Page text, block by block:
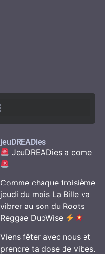
jeuDREADies
JeuDREADies a come
Comme chaque troisième
jeudi du mois La Bille va
vibrer au son du Roots
Reggae DubWise
Viens fêter avec nous et
prendre ta dose de vibes.